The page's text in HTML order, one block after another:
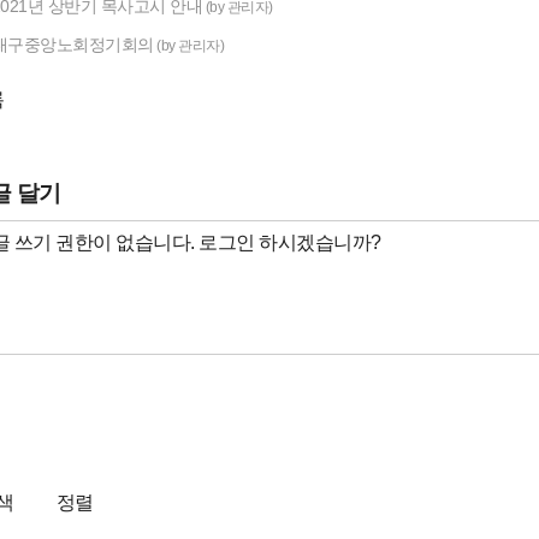
년 상반기 목사고시 안내 (by 관리자)
구중앙노회정기회의 (by 관리자)
달기
정렬